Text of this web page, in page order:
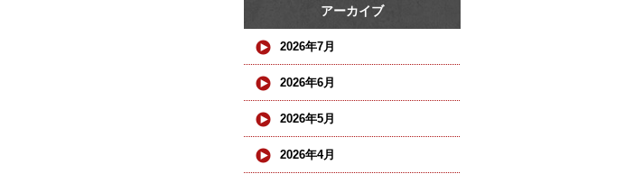
アーカイブ
2026年7月
2026年6月
2026年5月
2026年4月